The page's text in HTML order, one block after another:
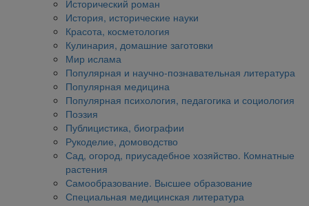
Исторический роман
История, исторические науки
Красота, косметология
Кулинария, домашние заготовки
Мир ислама
Популярная и научно-познавательная литература
Популярная медицина
Популярная психология, педагогика и социология
Поэзия
Публицистика, биографии
Рукоделие, домоводство
Сад, огород, приусадебное хозяйство. Комнатные
растения
Самообразование. Высшее образование
Специальная медицинская литература